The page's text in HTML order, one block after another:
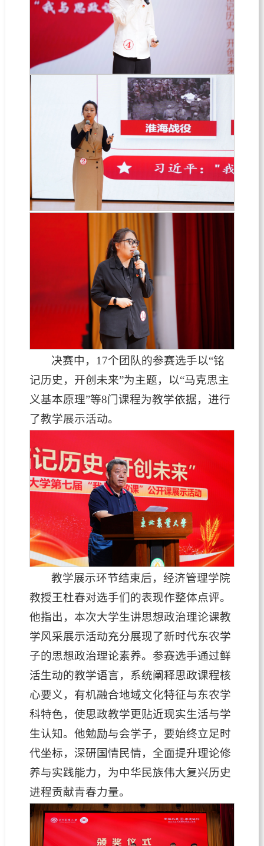
决赛中，17个团队的参赛选手以“铭
记历史，开创未来”为主题，以“马克思主
义基本原理”等8门课程为教学依据，进行
了教学展示活动。
教学展示环节结束后，经济管理学院
教授王杜春对选手们的表现作整体点评。
他指出，本次大学生讲思想政治理论课教
学风采展示活动充分展现了新时代东农学
子的思想政治理论素养。参赛选手通过鲜
活生动的教学语言，系统阐释思政课程核
心要义，有机融合地域文化特征与东农学
科特色，使思政教学更贴近现实生活与学
生认知。他勉励与会学子，要始终立足时
代坐标，深研国情民情，全面提升理论修
养与实践能力，为中华民族伟大复兴历史
进程贡献青春力量。